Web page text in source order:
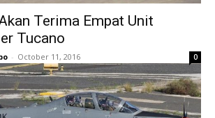
Terima Empat Unit
Tucano
- October 11, 2016 0